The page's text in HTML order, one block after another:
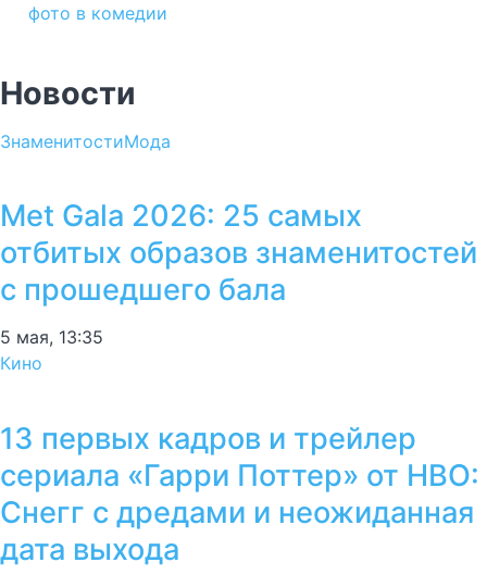
фото в комедии
Новости
ЗнаменитостиМода
Met Gala 2026: 25 самых
отбитых образов знаменитостей
с прошедшего бала
5 мая, 13:35
Кино
13 первых кадров и трейлер
сериала «Гарри Поттер» от HBO:
Снегг с дредами и неожиданная
дата выхода